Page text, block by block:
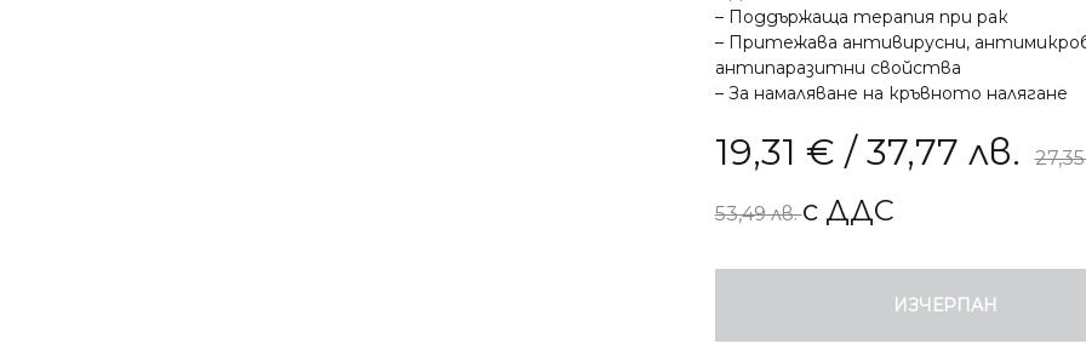
СТРЕС, СЪН И ПАМЕТ
УМОРА И ОТПАДНАЛОСТ АПИТЕРАПИЯ
КОЗМЕТИКА
– Поддържаща терапия при рак
– Притежава антивирусни,
антипаразитни свойства
– За намаляване на кръвното налягане
19,31 € / 37,77 лв.
53,49 лв.с ДДС
ИЗЧЕРПАН